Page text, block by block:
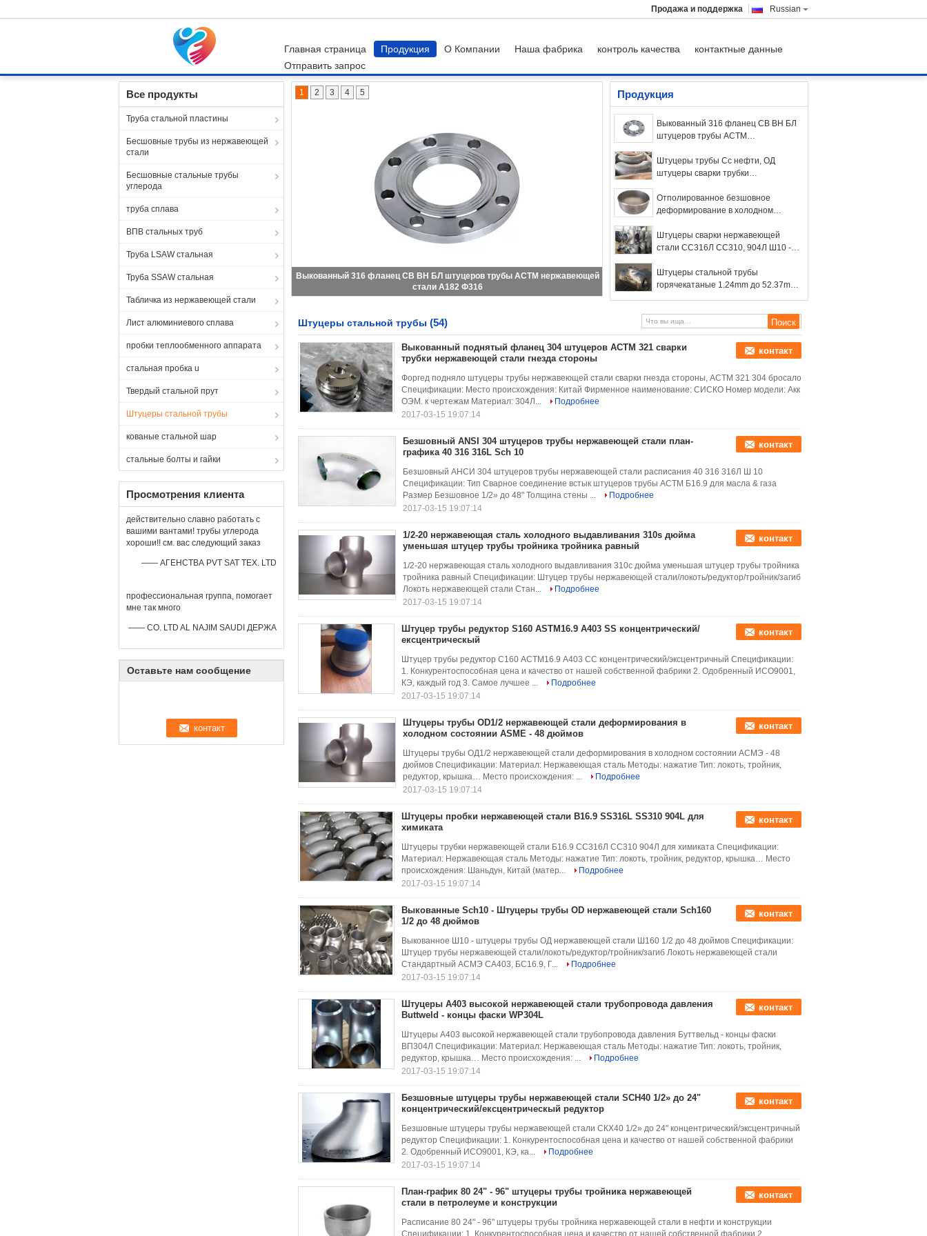
Russian
Продажа и поддержка
Главная страница Продукция О Компании Наша фабрика контроль качества
контактные данные
Отправить запрос
Штуцеры стальной трубы
Все продукты
Труба стальной пластины
Бесшовные трубы из нержавеющей
стали
Бесшовные стальные трубы
углерода
труба сплава
ВПВ стальных труб
Труба LSAW стальная
Труба SSAW стальная
Табличка из нержавеющей стали
Лист алюминиевого сплава
пробки теплообменного аппарата
стальная пробка u
Твердый стальной прут
Штуцеры стальной трубы
кованые стальной шар
стальные болты и гайки
Просмотрения клиента
действительно славно работать с
вашими вантами! трубы углерода
хороши!! см. вас следующий заказ
—— АГЕНСТВА PVT SAT TEX. LTD
профессиональная группа, помогает
мне так много
—— CO. LTD AL NAJIM SAUDI ДЕРЖА
Оставьте нам сообщение
Штуцеры трубы Сс нефти, ОД штуцеры сварки трубки нержавеющей
стали 1/2 до 48 дюймов
1 2 3 4 5 Продукция
Выкованный 316 фланец СВ ВН БЛ
штуцеров трубы АСТМ
Штуцеры трубы Сс нефти, ОД
штуцеры сварки трубки
дюймов
Отполированное безшовное
деформирование в холодном
нержавеющей стали для
промышленного
Штуцеры сварки нержавеющей
стали СС316Л СС310, 904Л Ш10 -
Ш160
Штуцеры стальной трубы
горячекатаные 1.24mm до 52.37mm
Штуцеры стальной трубы (54)
Выкованный поднятый фланец 304 штуцеров АСТМ 321 сварки
трубки нержавеющей стали гнезда стороны
контакт
Форгед подняло штуцеры трубы нержавеющей стали сварки гнезда стороны, АСТМ 321 304 бросало
Спецификации: Место происхождения: Китай Фирменное наименование: СИСКО Номер модели: Акк
ОЭМ. к чертежам Материал: 304Л...
Подробнее
2017-03-15 19:07:14
Безшовный ANSI 304 штуцеров трубы нержавеющей стали план-
графика 40 316 316L Sch 10
контакт
Безшовный АНСИ 304 штуцеров трубы нержавеющей стали расписания 40 316 316Л Ш 10
Спецификации: Тип Сварное соединение встык штуцеров трубы АСТМ Б16.9 для масла & газа
Размер Безшовное 1/2» до 48" Толщина стены ...
Подробнее
2017-03-15 19:07:14
1/2-20 нержавеющая сталь холодного выдавливания 310s дюйма
уменьшая штуцер трубы тройника тройника равный
контакт
1/2-20 нержавеющая сталь холодного выдавливания 310с дюйма уменьшая штуцер трубы тройника
тройника равный Спецификации: Штуцер трубы нержавеющей стали/локоть/редуктор/тройник/загиб
Локоть нержавеющей стали Стан...
Подробнее
2017-03-15 19:07:14
Штуцер трубы редуктор S160 ASTM16.9 A403 SS концентрический/
ексцентрическый
контакт
Штуцер трубы редуктор С160 АСТМ16.9 А403 СС концентрический/эксцентричный Спецификации:
1. Конкурентоспособная цена и качество от нашей собственной фабрики 2. Одобренный ИСО9001,
КЭ, каждый год 3. Самое лучшее ...
Подробнее
2017-03-15 19:07:14
Штуцеры трубы OD1/2 нержавеющей стали деформирования в
холодном состоянии ASME - 48 дюймов
контакт
Штуцеры трубы ОД1/2 нержавеющей стали деформирования в холодном состоянии АСМЭ - 48
дюймов Спецификации: Материал: Нержавеющая сталь Методы: нажатие Тип: локоть, тройник,
редуктор, крышка… Место происхождения: ...
Подробнее
2017-03-15 19:07:14
Штуцеры пробки нержавеющей стали B16.9 SS316L SS310 904L для
химиката
контакт
Штуцеры трубки нержавеющей стали Б16.9 СС316Л СС310 904Л для химиката Спецификации:
Материал: Нержавеющая сталь Методы: нажатие Тип: локоть, тройник, редуктор, крышка… Место
происхождения: Шаньдун, Китай (матер...
Подробнее
2017-03-15 19:07:14
Выкованные Sch10 - Штуцеры трубы OD нержавеющей стали Sch160
1/2 до 48 дюймов
контакт
Выкованное Ш10 - штуцеры трубы ОД нержавеющей стали Ш160 1/2 до 48 дюймов Спецификации:
Штуцер трубы нержавеющей стали/локоть/редуктор/тройник/загиб Локоть нержавеющей стали
Стандартный АСМЭ СА403, БС16.9, Г...
Подробнее
2017-03-15 19:07:14
Штуцеры A403 высокой нержавеющей стали трубопровода давления
Buttweld - концы фаски WP304L
контакт
Штуцеры А403 высокой нержавеющей стали трубопровода давления Буттвельд - концы фаски
ВП304Л Спецификации: Материал: Нержавеющая сталь Методы: нажатие Тип: локоть, тройник,
редуктор, крышка… Место происхождения: ...
Подробнее
2017-03-15 19:07:14
Безшовные штуцеры трубы нержавеющей стали SCH40 1/2» до 24"
концентрический/ексцентрическый редуктор
контакт
Безшовные штуцеры трубы нержавеющей стали СКХ40 1/2» до 24" концентрический/эксцентричный
редуктор Спецификации: 1. Конкурентоспособная цена и качество от нашей собственной фабрики
2. Одобренный ИСО9001, КЭ, ка...
Подробнее
2017-03-15 19:07:14
План-график 80 24" - 96" штуцеры трубы тройника нержавеющей
стали в петролеуме и конструкции
контакт
Расписание 80 24" - 96" штуцеры трубы тройника нержавеющей стали в нефти и конструкции
Спецификации: 1. Конкурентоспособная цена и качество от нашей собственной фабрики 2.